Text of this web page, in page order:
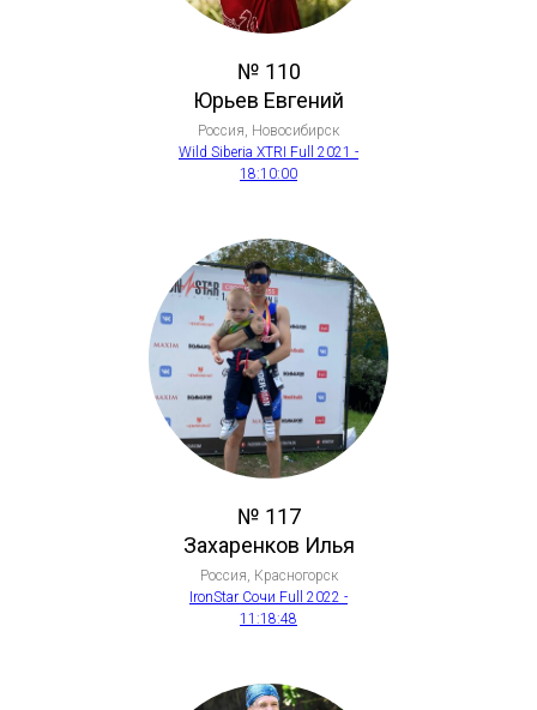
№ 110
Юрьев Евгений
Россия, Новосибирск
Wild Siberia XTRI Full 2021 -
18:10:00
№ 117
Захаренков Илья
Россия, Красногорск
IronStar Сочи Full 2022 -
11:18:48